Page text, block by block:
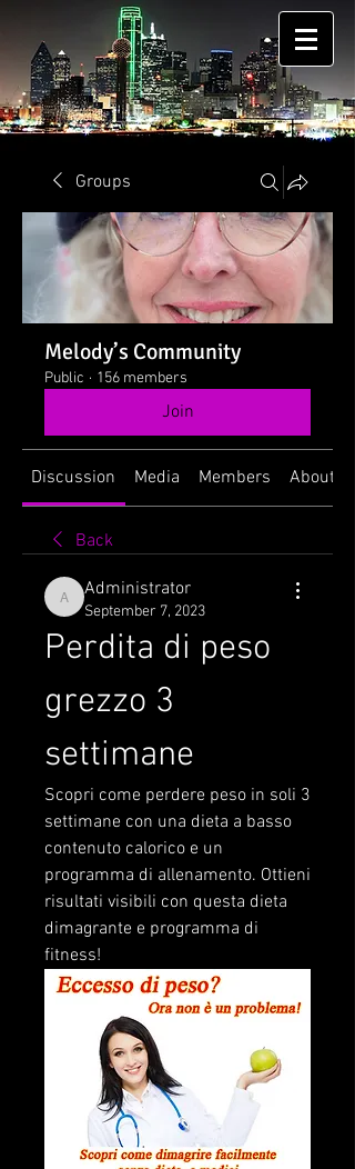
Groups
Melody’s Community
Public · 156 members
Join
Discussion Media Members About
Back
Administrator
Administrator
September 7, 2023
Perdita di peso
grezzo 3
settimane
Scopri come perdere peso in soli 3
settimane con una dieta a basso
contenuto calorico e un
programma di allenamento. Ottieni
risultati visibili con questa dieta
dimagrante e programma di
fitness!